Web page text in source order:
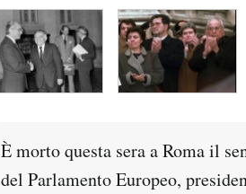
È morto questa sera a Roma il
del Parlamento Europeo,